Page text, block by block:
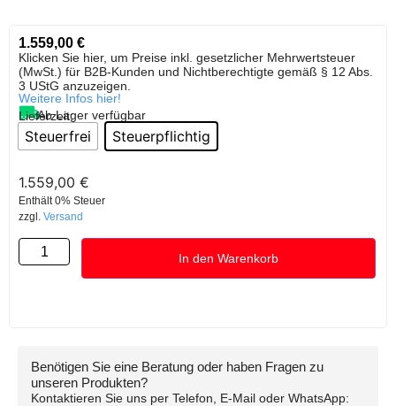
1.559,00 €
Klicken Sie hier, um Preise inkl. gesetzlicher Mehrwertsteuer
(MwSt.) für B2B-Kunden und Nichtberechtigte gemäß § 12 Abs.
3 UStG anzuzeigen.
Weitere Infos hier!
Ab Lager verfügbar
Lieferzeit:
Steuerfrei Steuerpflichtig
1.559,00 €
Enthält 0% Steuer
zzgl. Versand
In den Warenkorb
Benötigen Sie eine Beratung oder haben Fragen zu
unseren Produkten?
Kontaktieren Sie uns per Telefon, E-Mail oder WhatsApp: